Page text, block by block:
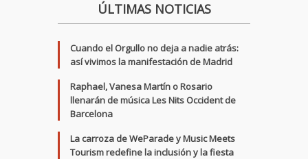
ÚLTIMAS NOTICIAS
Cuando el Orgullo no deja a nadie atrás:
así vivimos la manifestación de Madrid
Raphael, Vanesa Martín o Rosario
llenarán de música Les Nits Occident de
Barcelona
La carroza de WeParade y Music Meets
Tourism redefine la inclusión y la fiesta